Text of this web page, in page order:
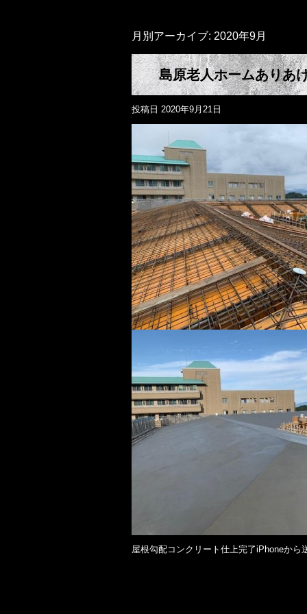
月別アーカイブ: 2020年9月
島原老人ホームありあ
投稿日 2020年9月21日
屋根勾配コンクリート仕上完了iPhoneから